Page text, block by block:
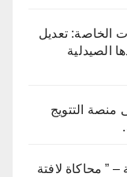
الخاصة: تعديل
الصيدلية
التتويج
– ” محاكاة لافتة